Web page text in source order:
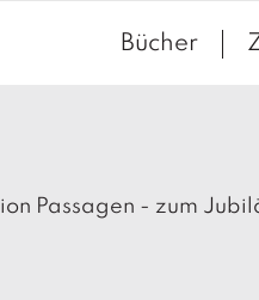
Bücher
Passagen - zum